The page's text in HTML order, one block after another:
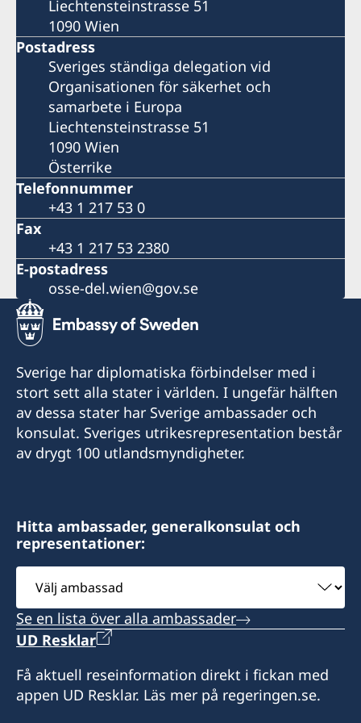
Liechtensteinstrasse 51
1090 Wien
Postadress
Sveriges ständiga delegation vid
Organisationen för säkerhet och
samarbete i Europa
Liechtensteinstrasse 51
1090 Wien
Österrike
Telefonnummer
+43 1 217 53 0
Fax
+43 1 217 53 2380
E-postadress
osse-del.wien@gov.se
Sverige har diplomatiska förbindelser med i
stort sett alla stater i världen. I ungefär hälften
av dessa stater har Sverige ambassader och
konsulat. Sveriges utrikesrepresentation består
av drygt 100 utlandsmyndigheter.
Hitta ambassader, generalkonsulat och
representationer:
ambassad
Se en lista över alla ambassader
UD Resklar
Få aktuell reseinformation direkt i fickan med
appen UD Resklar. Läs mer på regeringen.se.